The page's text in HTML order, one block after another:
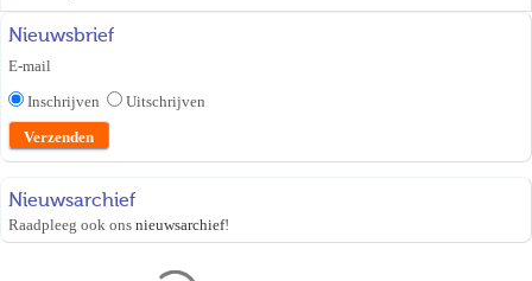
Nieuwsbrief
E-mail
Inschrijven
Uitschrijven
Nieuwsarchief
Raadpleeg ook ons nieuwsarchief!